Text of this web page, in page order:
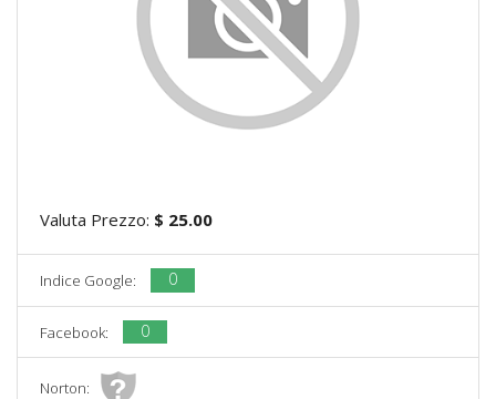
Valuta Prezzo: $ 25.00
Indice Google: 0
Facebook: 0
Norton: